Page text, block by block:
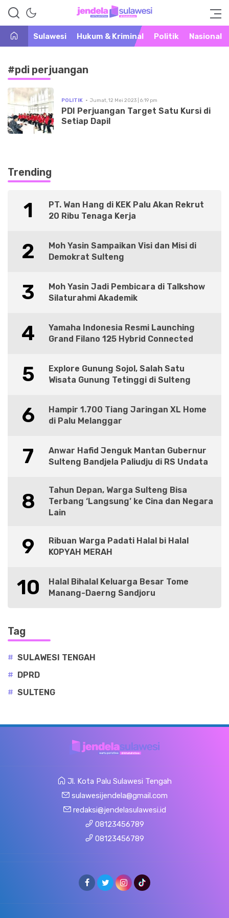
Jendela Sulawesi
Warta Peristiwa di Khatulistiwa
Sulawesi
Hukum & Kriminal Politik Nasional
#pdi perjuangan
POLITIK Jumat, 12 Mei 2023 | 6:19 pm
PDI Perjuangan Target Satu Kursi di
Setiap Dapil
Trending
1
PT. Wan Hang di KEK Palu Akan Rekrut
20 Ribu Tenaga Kerja
2
Moh Yasin Sampaikan Visi dan Misi di
Demokrat Sulteng
3
Moh Yasin Jadi Pembicara di Talkshow
Silaturahmi Akademik
4
Yamaha Indonesia Resmi Launching
Grand Filano 125 Hybrid Connected
5
Explore Gunung Sojol, Salah Satu
Wisata Gunung Tetinggi di Sulteng
6
Hampir 1.700 Tiang Jaringan XL Home
di Palu Melanggar
7
Anwar Hafid Jenguk Mantan Gubernur
Sulteng Bandjela Paliudju di RS Undata
8
Tahun Depan, Warga Sulteng Bisa
Terbang ‘Langsung’ ke Cina dan Negara
Lain
9
Ribuan Warga Padati Halal bi Halal
KOPYAH MERAH
10
Halal Bihalal Keluarga Besar Tome
Manang-Daerng Sandjoru
Tag
# SULAWESI TENGAH
# DPRD
# SULTENG
Jl. Kota Palu Sulawesi Tengah
sulawesijendela@gmail.com
redaksi@jendelasulawesi.id
08123456789
08123456789